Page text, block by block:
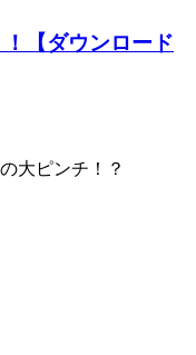
【ダウンロード
大ピンチ！？